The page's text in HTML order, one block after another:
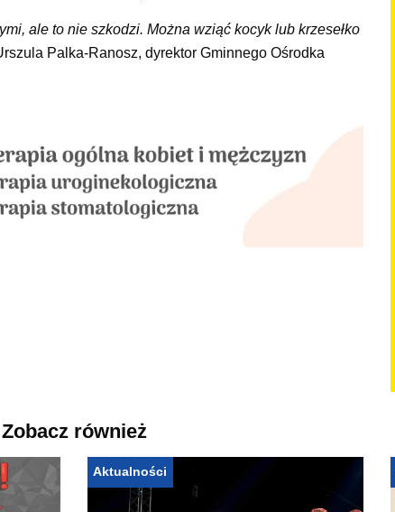
ale to nie szkodzi. Można wziąć kocyk lub krzesełko
Palka-Ranosz, dyrektor Gminnego Ośrodka
Zobacz również
Aktualności